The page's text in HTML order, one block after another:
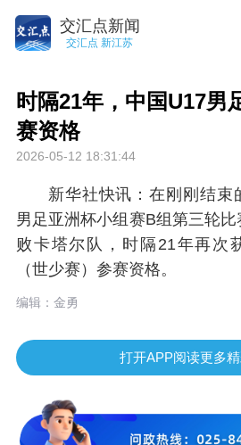
交汇点新闻
交汇点 新江苏
时隔21年，中国U17男
赛资格
2026-05-12 18:31:44
新华社快讯：在刚刚结束
男足亚洲杯小组赛B组第三轮
败卡塔尔队，时隔21年再次
（世少赛）参赛资格。
编辑：金勇
打开APP阅读更多